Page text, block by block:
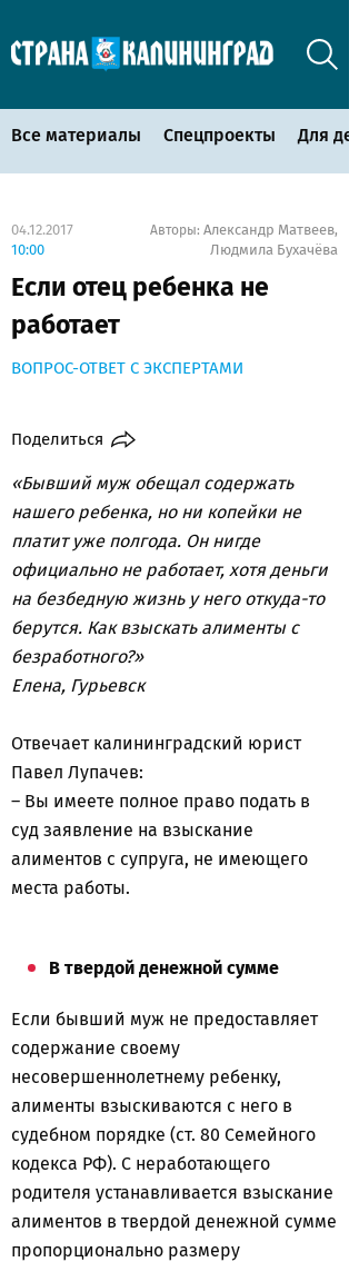
Все материалы Спецпроекты Для
04.12.2017
10:00
Авторы: Александр Матвеев,
Людмила Бухачёва
Если отец ребенка не
работает
ВОПРОС-ОТВЕТ С ЭКСПЕРТАМИ
Поделиться
«Бывший муж обещал содержать
нашего ребенка, но ни копейки не
платит уже полгода. Он нигде
официально не работает, хотя деньги
на безбедную жизнь у него откуда-то
берутся. Как взыскать алименты с
безработного?»
Елена, Гурьевск
Отвечает калининградский юрист
Павел Лупачев:
– Вы имеете полное право подать в
суд заявление на взыскание
алиментов с супруга, не имеющего
места работы.
В твердой денежной сумме
Если бывший муж не предоставляет
содержание своему
несовершеннолетнему ребенку,
алименты взыскиваются с него в
судебном порядке (ст. 80 Семейного
кодекса РФ). С неработающего
родителя устанавливается взыскание
алиментов в твердой денежной сумме
пропорционально размеру